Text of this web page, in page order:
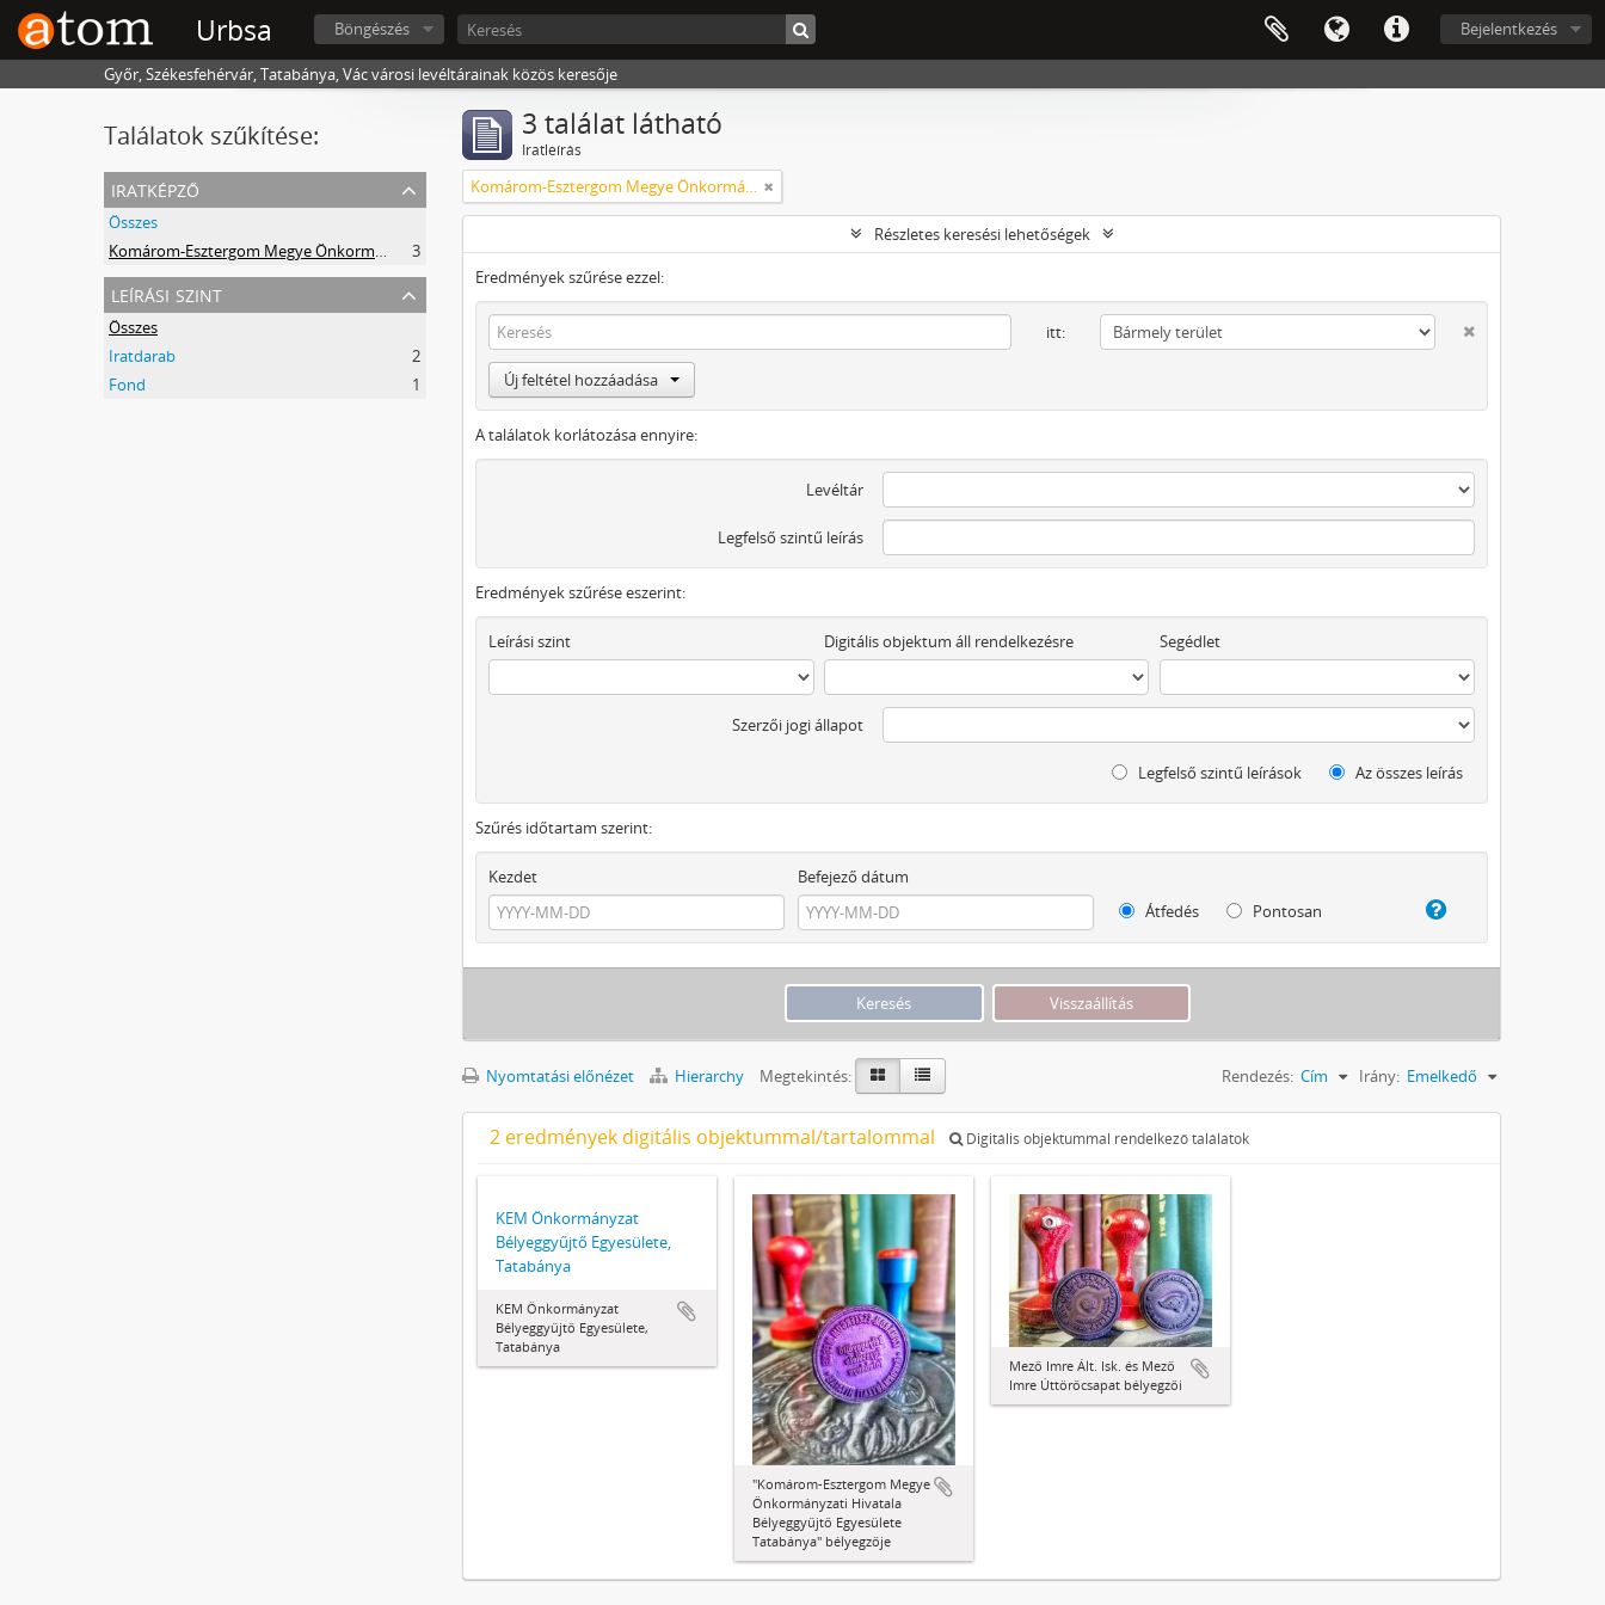
Urbsa Bejelentkezés
Böngészés
Győr, Székesfehérvár, Tatabánya, Vác városi levéltárainak közös keresője
Találatok szűkítése:
iratképző
Összes
Komárom-Esztergom Megye Önkormányzati Hivatala Bélyeggyűjtő Egyesülete Tatabánya
3
leírási szint
Összes
Iratdarab
2
Fond
1
3 találat látható
Iratleírás
Komárom-Esztergom Megye Önkormányzati Hivatala Bélyeggyűjtő Egyesülete Tatabánya
Részletes keresési lehetőségek
Eredmények szűrése ezzel:
itt:
Új feltétel hozzáadása
A találatok korlátozása ennyire:
Levéltár
Legfelső szintű leírás
Eredmények szűrése eszerint:
Leírási szint Digitális objektum áll rendelkezésre Segédlet
Szerzői jogi állapot
Legfelső szintű leírások Az összes leírás
Szűrés időtartam szerint:
Kezdet
Befejező dátum
Átfedés
Pontosan
Nyomtatási előnézet Hierarchy Megtekintés: Rendezés: Cím Irány: Emelkedő
2 eredmények digitális objektummal/tartalommal Digitális objektummal rendelkező találatok
KEM Önkormányzat
Bélyeggyűjtő Egyesülete,
Tatabánya
KEM Önkormányzat
Bélyeggyűjtő Egyesülete,
Tatabánya
"Komárom-Esztergom Megye
Önkormányzati Hivatala
Bélyeggyűjtő Egyesülete
Tatabánya" bélyegzője
Mező Imre Ált. Isk. és Mező
Imre Úttörőcsapat bélyegzői